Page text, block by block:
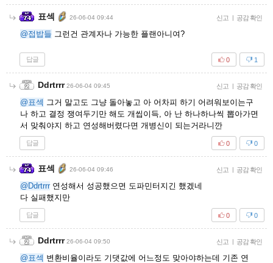
표섹 26-06-04 09:44 신고 | 공감 확인
@접밥들 그런건 관계자나 가능한 플랜아니여?
답글 1
0
Ddrtrrr 26-06-04 09:45 신고 | 공감 확인
@표섹 그거 말고도 그냥 돌아놓고 아 어차피 하기 어려워보이는구
나 하고 결정 쟁여두기만 해도 개씹이득, 아 난 하나하나씩 뽑아가면
서 맞춰야지 하고 연성해버렸다면 개병신이 되는거라니깐
답글 0
0
표섹 26-06-04 09:46 신고 | 공감 확인
@Ddrtrrr연성해서 성공했으면 도파민터지긴 했겠네
다 실패했지만
답글 0
0
Ddrtrrr 26-06-04 09:50 신고 | 공감 확인
@표섹 변환비율이라도 기댓값에 어느정도 맞아야하는데 기존 연